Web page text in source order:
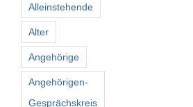
Alleinstehende
Alter
Angehörige
Angehörigen-
Gesprächskreis